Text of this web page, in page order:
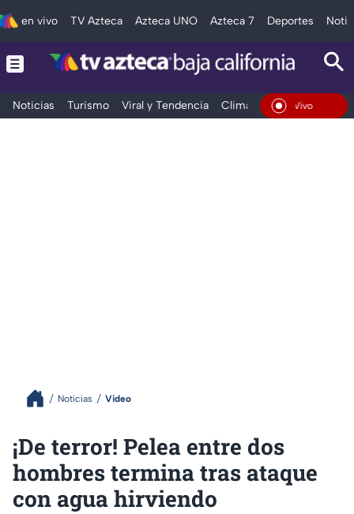
en vivo TV Azteca Azteca UNO Azteca 7 Deportes
Noticias Turismo Viral y Tendencia Clima Deportes
En Vivo
Noticias Video
¡De terror! Pelea entre dos
hombres termina tras ataque
con agua hirviendo